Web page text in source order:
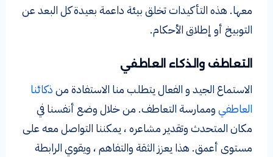
معها. هذه التأكيدات تخلق بيئة داعمة بعيدة كل البعد عن
التوبيخ أو إطلاق الأحكام.
التعاطف والذكاء العاطفي
الاستماع الجيد و الفعال يتطلب منا الاستفادة منذكائنا
العاطفيوممارسة التعاطف. من خلال وضع أنفسنا في
مكان المتحدث وتقدير مشاعره ، يمكننا التواصل معه على
مستوى أعمق. هذا يعزز الثقة والتفاهم ، ويقوي الرابطة